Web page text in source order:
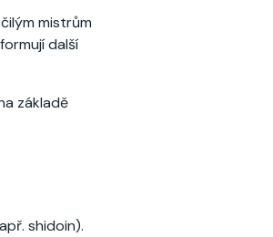
mistrům
další
základě
shidoin).